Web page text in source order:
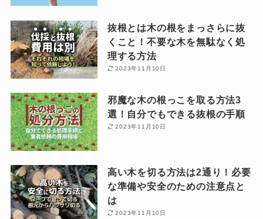
抜根とは木の根をまっさらに抜
くこと！不要な木を無駄なく処
理する方法
2023年11月10日
邪魔な木の根っこを取る方法3
選！自分でもできる抜根の手順
2023年11月10日
高い木を切る方法は2通り！必要
な準備や安全のための注意点と
は
2023年11月10日